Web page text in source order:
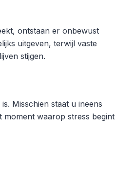
ontstaan er onbewust
uitgeven, terwijl vaste
stijgen.
Misschien staat u ineens
moment waarop stress begint